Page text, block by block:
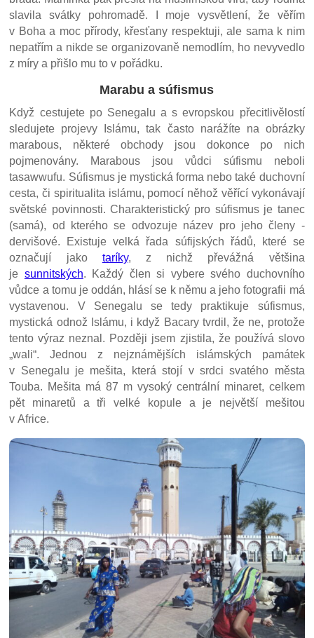
slavila svátky pohromadě. I moje vysvětlení, že věřím
v Boha a moc přírody, křesťany respektuji, ale sama k nim
nepatřím a nikde se organizovaně nemodlím, ho nevyvedlo
z míry a přišlo mu to v pořádku.
Marabu a súfismus
Když cestujete po Senegalu a s evropskou přecitlivělostí
sledujete projevy Islámu, tak často narážíte na obrázky
marabous, některé obchody jsou dokonce po nich
pojmenovány. Marabous jsou vůdci súfismu neboli
tasawwufu. Súfismus je mystická forma nebo také duchovní
cesta, či spiritualita islámu, pomocí něhož věřící vykonávají
světské povinnosti. Charakteristický pro súfismus je tanec
(samá), od kterého se odvozuje název pro jeho členy -
dervišové. Existuje velká řada súfijských řádů, které se
označují jako taríky, z nichž převážná většina
je sunnitských. Každý člen si vybere svého duchovního
vůdce a tomu je oddán, hlásí se k němu a jeho fotografii má
vystavenou. V Senegalu se tedy praktikuje súfismus,
mystická odnož Islámu, i když Bacary tvrdil, že ne, protože
tento výraz neznal. Později jsem zjistila, že používá slovo
„wali“. Jednou z nejznámějších islámských památek
v Senegalu je mešita, která stojí v srdci svatého města
Touba. Mešita má 87 m vysoký centrální minaret, celkem
pět minaretů a tři velké kopule a je největší mešitou
v Africe.